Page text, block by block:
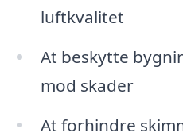
luftkvalitet
At beskytte
mod skader
At forhindre